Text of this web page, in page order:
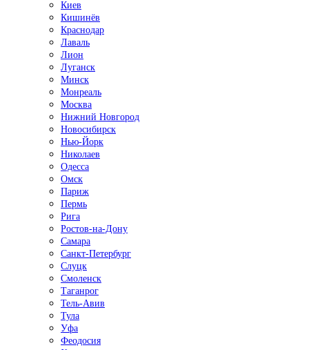
Киев
Кишинёв
Краснодар
Лаваль
Лион
Луганск
Минск
Монреаль
Москва
Нижний Новгород
Новосибирск
Нью-Йорк
Николаев
Одесса
Омск
Париж
Пермь
Рига
Ростов-на-Дону
Самара
Санкт-Петербург
Слуцк
Смоленск
Таганрог
Тель-Авив
Тула
Уфа
Феодосия